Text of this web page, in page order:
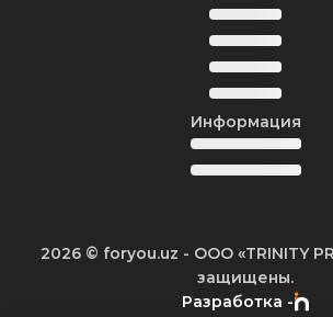
Информация
2026 © foryou.uz - ООО «TRINITY
защищены.
Разработка -